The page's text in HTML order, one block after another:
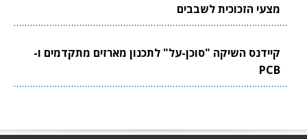
מצעי הזכוכית לשבבים
קיידנס השיקה "סוכן-על" לתכנון מארזים מתקדמים ו-
PCB